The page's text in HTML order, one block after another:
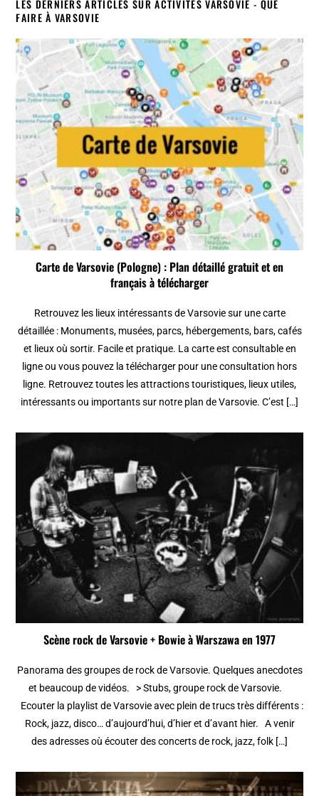
LES DERNIERS ARTICLES SUR ACTIVITÉS VARSOVIE - QUE
FAIRE À VARSOVIE
Carte de Varsovie (Pologne) : Plan détaillé gratuit et en
français à télécharger
Retrouvez les lieux intéressants de Varsovie sur une carte
détaillée : Monuments, musées, parcs, hébergements, bars, cafés
et lieux où sortir. Facile et pratique. La carte est consultable en
ligne ou vous pouvez la télécharger pour une consultation hors
ligne. Retrouvez toutes les attractions touristiques, lieux utiles,
intéressants ou importants sur notre plan de Varsovie. C’est […]
Scène rock de Varsovie + Bowie à Warszawa en 1977
Panorama des groupes de rock de Varsovie. Quelques anecdotes
et beaucoup de vidéos. > Stubs, groupe rock de Varsovie.
Ecouter la playlist de Varsovie avec plein de trucs très différents :
Rock, jazz, disco… d’aujourd’hui, d’hier et d’avant hier. A venir
des adresses où écouter des concerts de rock, jazz, folk […]